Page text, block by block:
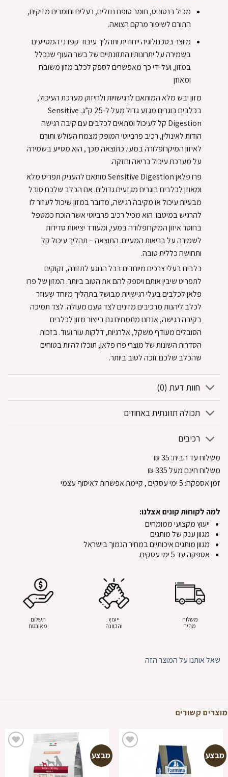
מכיל בנטוניט, חומר סופח נוזלים, רעלים וחומרים מזיקים,
התורם לשיפור מרקם הצואה.
מיוצר בטכנולוגיה ייחודית ותהליך עיבוד קפדני המסייעים
בשמירה על יתרונותיו התזונתיים של בשר העוף שנכלל
במזון, ועל ידי כך מאפשרים לספק לכלב מזון משובח
ומאוזן
מזון יבש מלא המותאם לרגישויות ולחיזוק מערכת העיכול,
בכלבים בוגרים מגזע גדול מעל ל-25 ק”ג. Sensitive
Digestion קל לעיכול ומתאים לכלבים עם קיבה רגישה
הודות לאינולין, רכיב פרביוטי המופק מצמח העולש ותורם
לאיזון המיקרופלורה במעי. כתוצאה מכך, הוא מסייע בשמירה
על מערכת עיכול בריאה וחזקה.
פרו פלאן Sensitive Digestion מותאם להעניק תפריט מלא
ומאוזן לכלבים בוגרים מגזעים גדולים. אם הכלב שלכם סובל
מבעיות עיכול או מקיבה רגישה, מדובר במזון שיכול לעזור לו
להרגיש במיטבו. הוא מכיל רכיב פרביוטי אשר הוכח כמטפל
בחוסר איזון המיקרופלורה במעי, ומעודד יציאות סדירות
לשמירה על בריאות המעיים. התוצאה – תהליך עיכול קל
ותחושה כללית טובה.
כלבים בעלי צרכים מיוחדים בכל הנוגע לתזונה, זקוקים
לתפריט שיבין אותם ויספק להם את הטוב ביותר. המזון של פרו
פלאן לכלבים בעלי רגישויות מבושל בתהליך מיוחד שעוזר
לכלב ליהנות מרכיבים מזינים לצד טעם מעולה. לצד תמיכה
בקיבה רגישה, אנחנו מתמחים גם בייצור מזון לכלבים
הסובלים מעודף משקל, אלרגיות, דלקות עור ועוד. בזכות
הסדרות השונות של מוצרי פרו פלאן, תוכלו להיות בטוחים
שהכלב שלכם זוכה לטוב ביותר.
חוות דעת (0)
תכולה תזונתית באחוזים
רכיבים
משלוח עד הבית:
₪
משלוח חינם מעל 335
₪
זמן אספקה: 5ימי עסקים, קיימת אפשרות לאיסוף עצמי
למה לקוחות קונים אצלנו:
ייעוץ מקצועי ממומחים
מגוון ענק של מותגים
מגוון מותגים איכותיים במחיר הנמוך בישראל
אספקה עד 5 ימי עסקים.
משלוח
מהיר
ייעוץ
והכוונה
תשלום
מאובטח
שאל אותנו על המוצר הזה
מוצרים קשורים
מבצע מבצע